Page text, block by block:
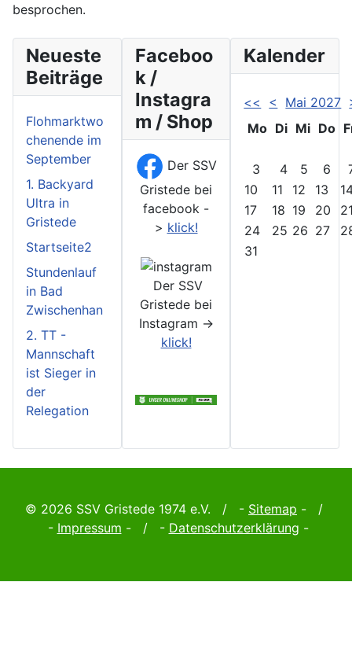
besprochen.
Neueste
Beiträge
Flohmarktwo
chenende im
September
1. Backyard
Ultra in
Gristede
Startseite2
Stundenlauf
in Bad
Zwischenhan
2. TT -
Mannschaft
ist Sieger in
der
Relegation
Faceboo
k /
Instagra
m / Shop
Der SSV
Gristede bei
facebook -
> klick!
Der SSV
Gristede bei
Instagram ->
klick!
Kalender
<< < Mai 2027
Mo Di Mi Do
3 4 5 6
10
11 12 13
17
18 19 20
24
25 26 27
31
© 2026 SSV Gristede 1974 e.V. / - Sitemap - /
- Impressum - / - Datenschutzerklärung -